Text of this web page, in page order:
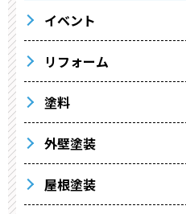
イベント
リフォーム
塗料
外壁塗装
屋根塗装